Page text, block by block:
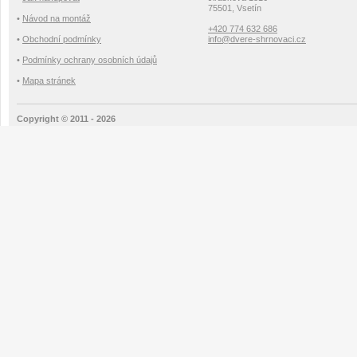
• Návod na montáž
• Obchodní podmínky
• Podmínky ochrany osobních údajů
• Mapa stránek
75501, Vsetín
+420 774 632 686
info@dvere-shrnovaci.cz
Copyright © 2011 - 2026